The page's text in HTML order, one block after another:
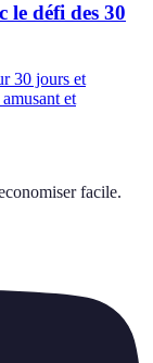
le défi des 30
30 jours et
et
facile.